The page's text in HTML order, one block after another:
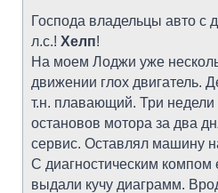
Господа владельцы авто с
л.с.! Хелп!
На моем Лоджи уже
движении глох двигатель.
т.н. плавающий. Три недели
остановов мотора за два
сервис. Оставлял машину
С диагностическим компом
выдали кучу диаграмм.